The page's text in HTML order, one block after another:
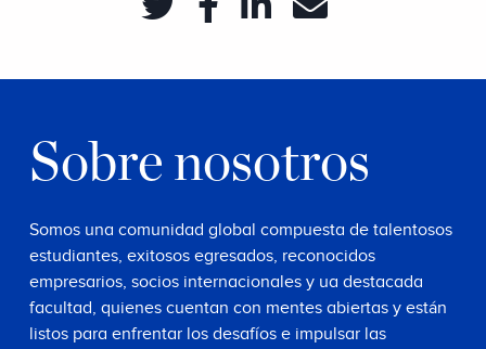
Sobre nosotros
Somos una comunidad global compuesta de talentosos
estudiantes, exitosos egresados, reconocidos
empresarios, socios internacionales y ua destacada
facultad, quienes cuentan con mentes abiertas y están
listos para enfrentar los desafíos e impulsar las